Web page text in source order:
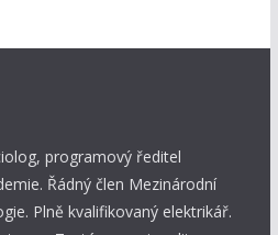
programový ředitel
Řádný člen Mezinárodní
Plně kvalifikovaný elektrikář.